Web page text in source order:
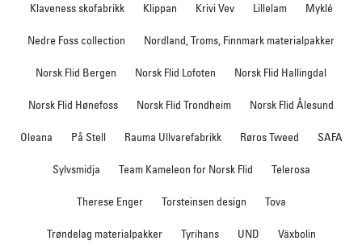
Klaveness skofabrikk Klippan Krivi Vev Lillelam Myklé
Nedre Foss collection Nordland, Troms, Finnmark materialpakker
Norsk Flid Bergen Norsk Flid Lofoten Norsk Flid Hallingdal
Norsk Flid Hønefoss Norsk Flid Trondheim Norsk Flid Ålesund
Oleana På Stell Rauma Ullvarefabrikk Røros Tweed SAFA
Sylvsmidja Team Kameleon for Norsk Flid Telerosa
Therese Enger Torsteinsen design Tova
Trøndelag materialpakker Tyrihans UND Växbolin